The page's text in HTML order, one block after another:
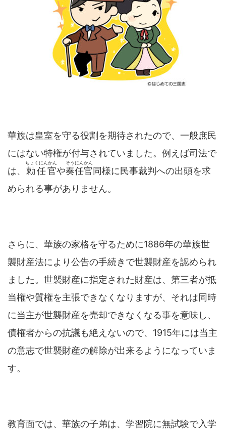
華族は皇室を守る役割を期待されたので、一般庶民
にはない特権が付与されていました。例えば司法で
は、 勅任官
ちょくにんかん
や奏任官
そうにんかん
同様に民事裁判への出頭を求
められる事がありません。
さらに、華族の家格を守るために1886年の華族世
襲財産法により公告の手続きで世襲財産を認められ
ました。世襲財産に指定された財産は、第三者が抵
当権や質権を主張できなくなりますが、それは同時
に当主が世襲財産を売却できなくなる事を意味し、
債権者からの抗議も絶えないので、1915年には当主
の意志で世襲財産の解除が出来るようになっていま
す。
教育面では、華族の子弟は、学習院に無試験で入学